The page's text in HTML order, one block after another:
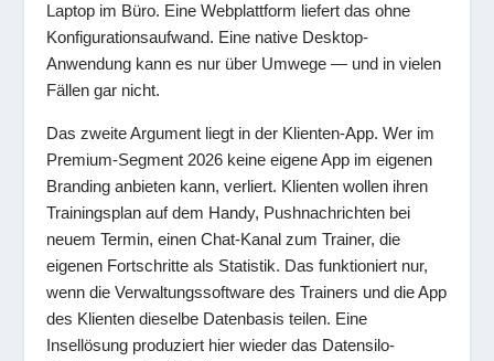
Laptop im Büro. Eine Webplattform liefert das ohne
Konfigurationsaufwand. Eine native Desktop-
Anwendung kann es nur über Umwege — und in vielen
Fällen gar nicht.
Das zweite Argument liegt in der Klienten-App. Wer im
Premium-Segment 2026 keine eigene App im eigenen
Branding anbieten kann, verliert. Klienten wollen ihren
Trainingsplan auf dem Handy, Pushnachrichten bei
neuem Termin, einen Chat-Kanal zum Trainer, die
eigenen Fortschritte als Statistik. Das funktioniert nur,
wenn die Verwaltungssoftware des Trainers und die App
des Klienten dieselbe Datenbasis teilen. Eine
Insellösung produziert hier wieder das Datensilo-